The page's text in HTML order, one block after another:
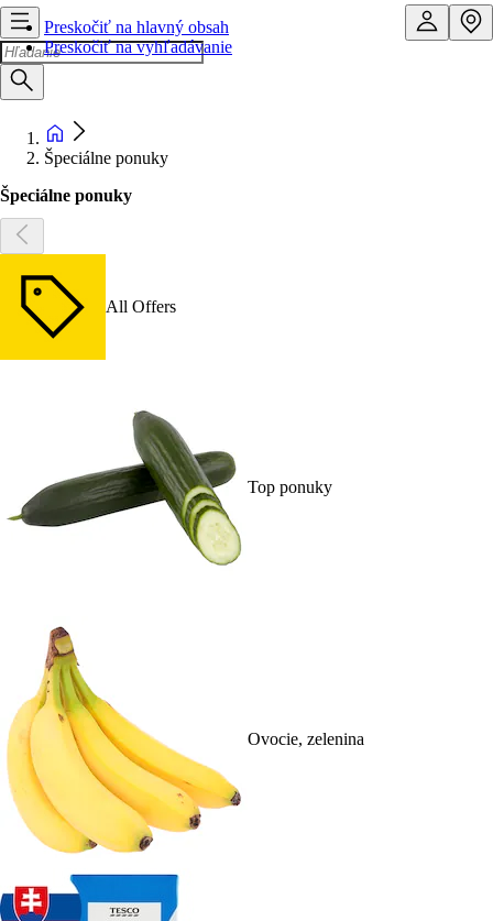
Preskočiť na hlavný obsah
Preskočiť na vyhľadávanie
Špeciálne ponuky
Špeciálne ponuky
All Offers
Top ponuky
Ovocie, zelenina